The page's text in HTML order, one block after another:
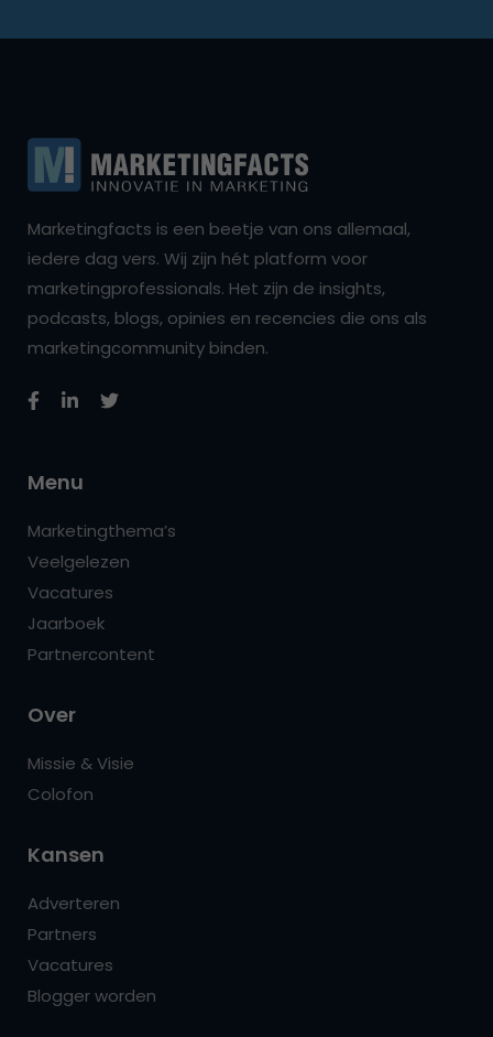
Marketingfacts is een beetje van ons allemaal,
iedere dag vers. Wij zijn hét platform voor
marketingprofessionals. Het zijn de insights,
podcasts, blogs, opinies en recencies die ons als
marketingcommunity binden.
Menu
Marketingthema’s
Veelgelezen
Vacatures
Jaarboek
Partnercontent
Over
Missie & Visie
Colofon
Kansen
Adverteren
Partners
Vacatures
Blogger worden